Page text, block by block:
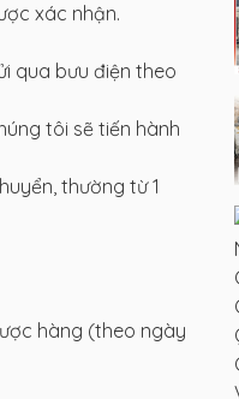
xác nhận.
qua bưu điện theo
tôi sẽ tiến hành
thường từ 1
hàng (theo ngày